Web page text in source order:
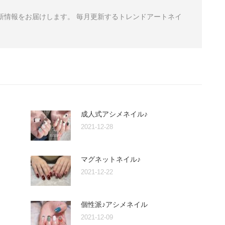
報をお届けします。 毎月更新するトレンドアートネイ
成人式アシメネイル♪
2021-12-28
マグネットネイル♪
2021-12-22
個性派♪アシメネイル
2021-12-09